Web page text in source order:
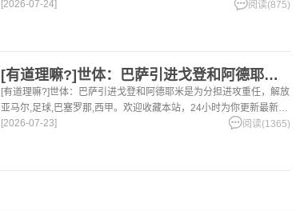
球，篮球体育资讯。
[2026-07-24] 阅读(875)
[有道理嘛?]世体：巴萨引进戈登和阿德耶米是为分担进攻重任，
[有道理嘛?]世体：巴萨引进戈登和阿德耶米是为分担进攻重任，解放
亚马尔,足球,巴塞罗那,西甲。欢迎收藏本站，24小时为你更新最新的
足球，篮球体育资讯。
[2026-07-23] 阅读(1365)